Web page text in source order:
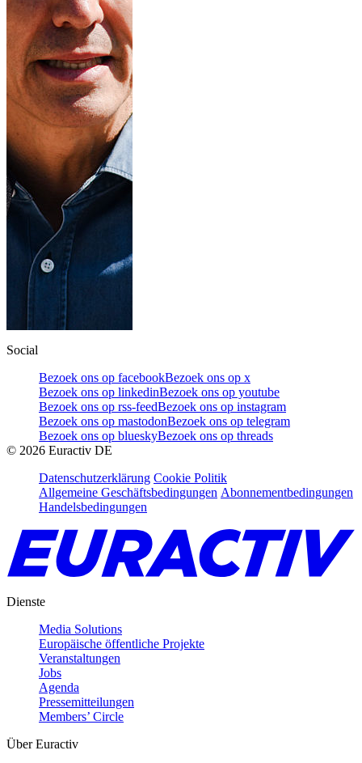
Social
Bezoek ons op facebookBezoek ons op x
Bezoek ons op linkedinBezoek ons op youtube
Bezoek ons op rss-feedBezoek ons op instagram
Bezoek ons op mastodonBezoek ons op telegram
Bezoek ons op blueskyBezoek ons op threads
© 2026 Euractiv DE
Datenschutzerklärung Cookie Politik
Allgemeine Geschäftsbedingungen Abonnementbedingungen
Handelsbedingungen
Dienste
Media Solutions
Europäische öffentliche Projekte
Veranstaltungen
Jobs
Agenda
Pressemitteilungen
Members’ Circle
Über Euractiv